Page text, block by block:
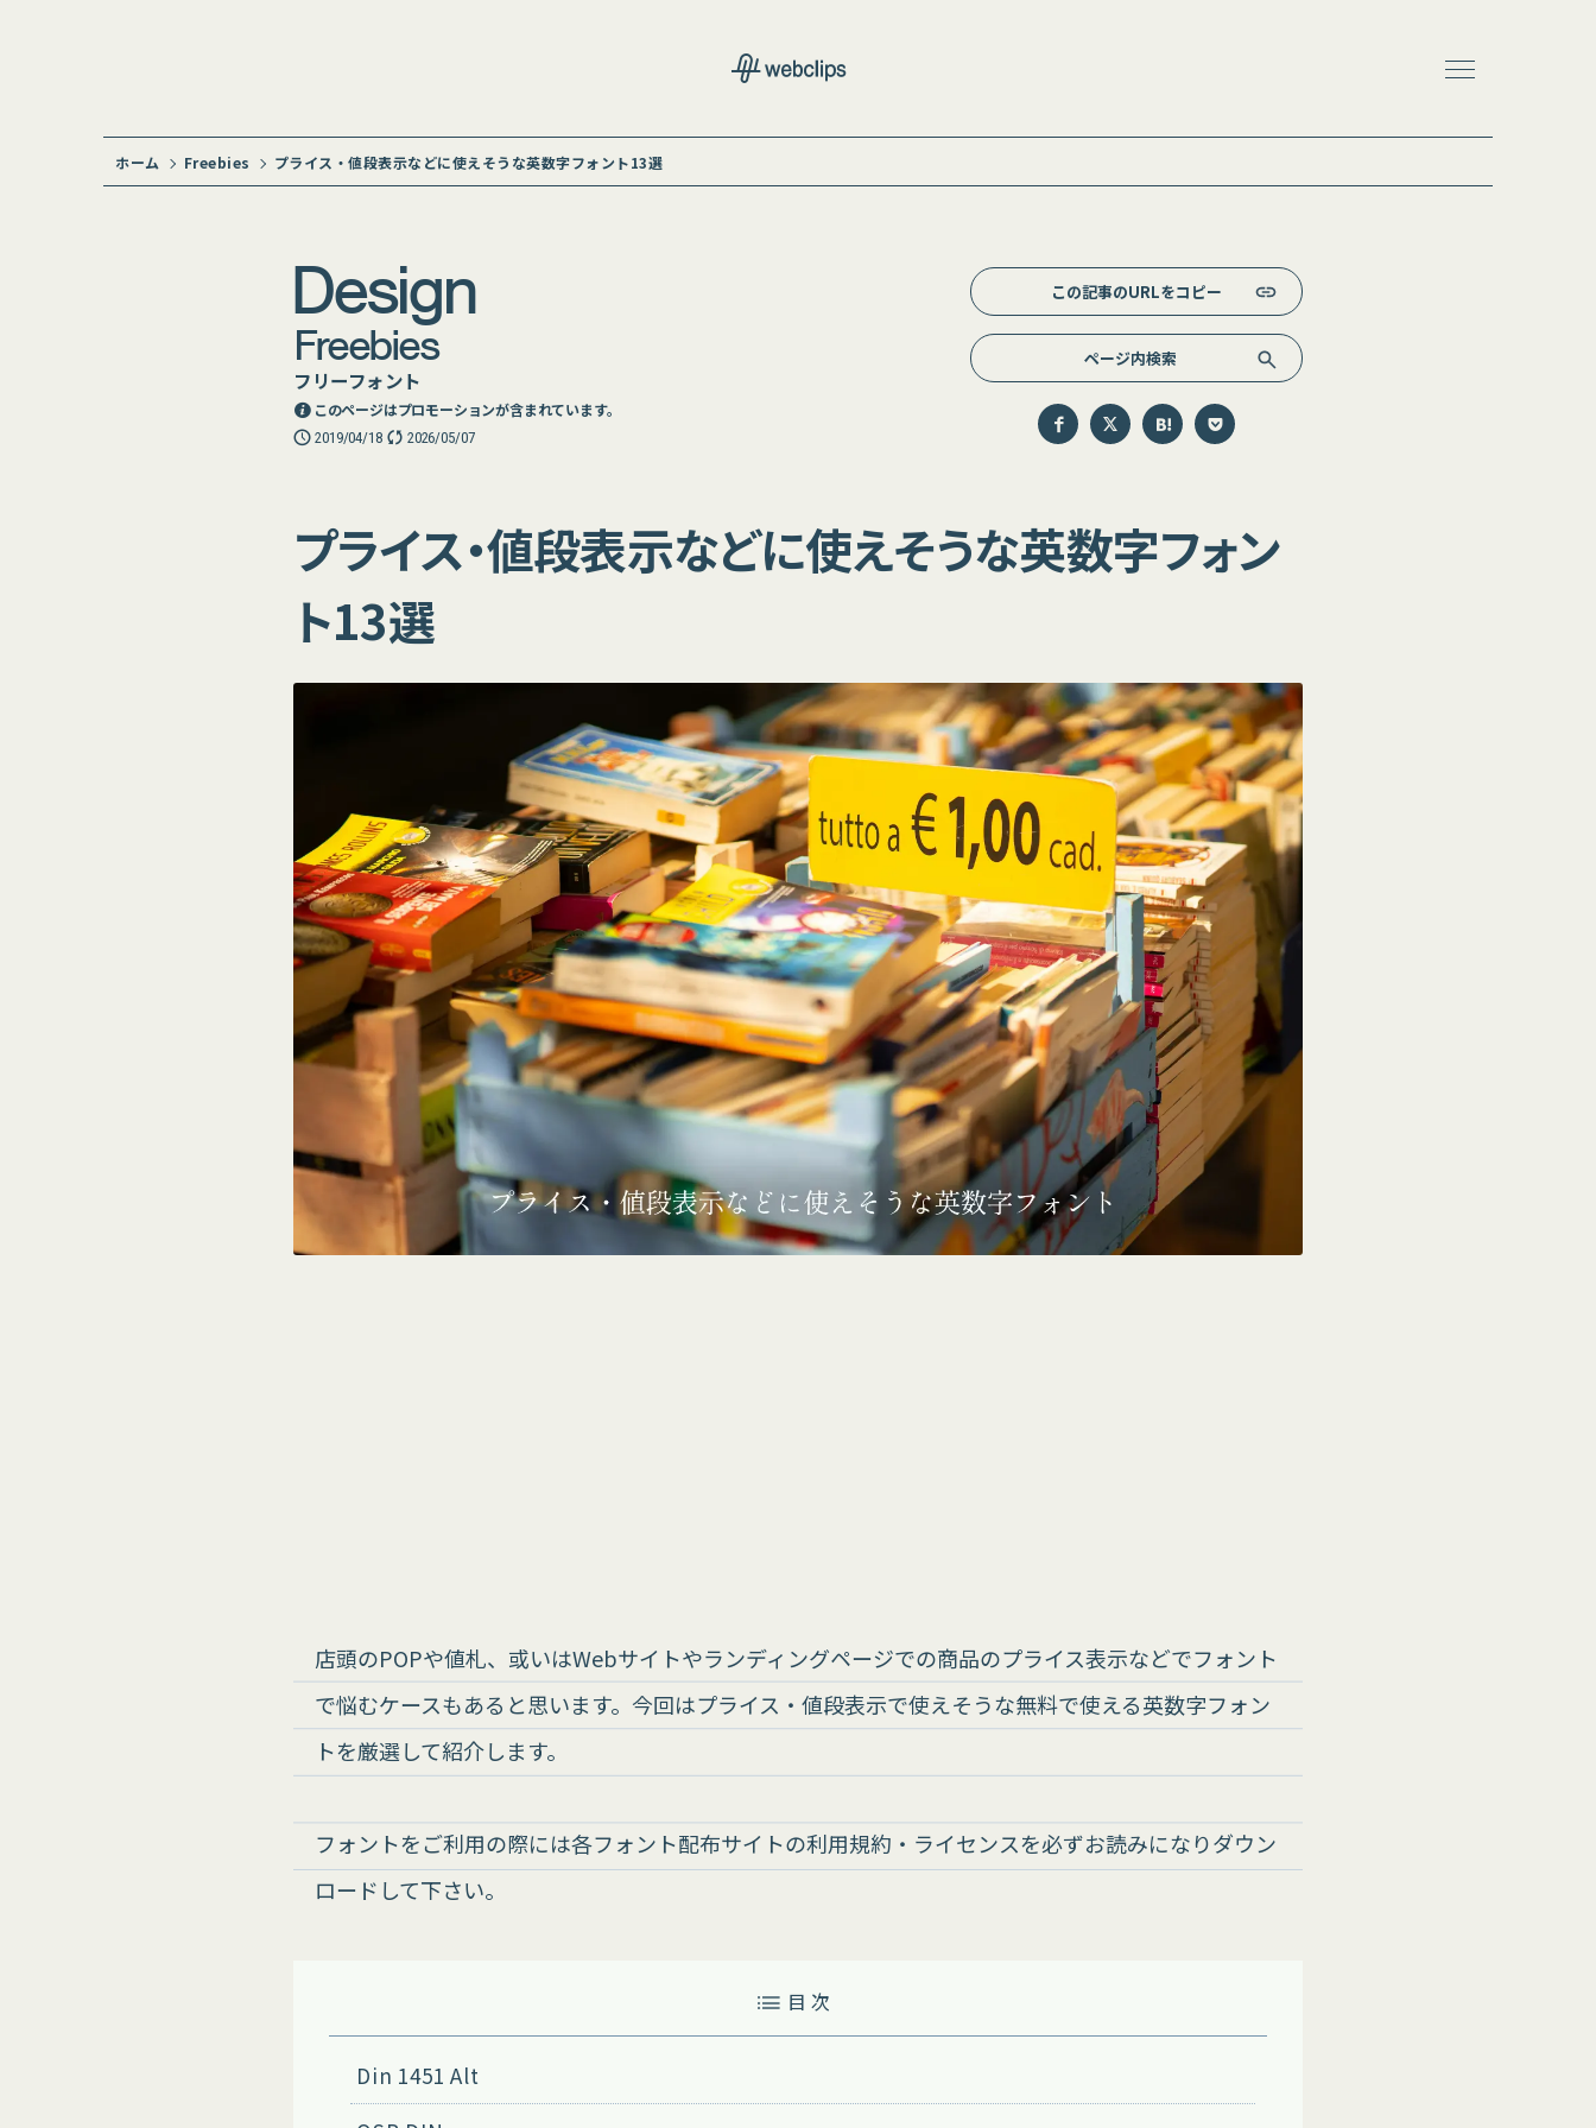
ホーム Freebies プライス・値段表示などに使えそうな英数字フォント13選
Design
Freebies
フリーフォント
このページはプロモーションが含まれています。
2019/04/18 2026/05/07
この記事のURLをコピー
プライス・値段表示などに使えそうな英数字フォン
ト13選
店頭のPOPや値札、或いはWebサイトやランディングページでの商品のプライス表示などでフォント
で悩むケースもあると思います。今回はプライス・値段表示で使えそうな無料で使える英数字フォン
トを厳選して紹介します。
フォントをご利用の際には各フォント配布サイトの利用規約・ライセンスを必ずお読みになりダウン
ロードして下さい。
目 次
Din 1451 Alt